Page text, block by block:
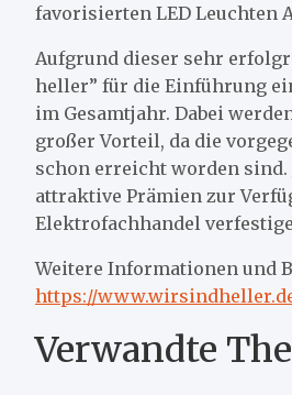
favorisierten LED Leuchten
Aufgrund dieser sehr
heller” für die Einführung
im Gesamtjahr. Dabei
großer Vorteil, da die
schon erreicht worden sind.
attraktive Prämien zur
Elektrofachhandel
Weitere Informationen und
https://
Verwandte